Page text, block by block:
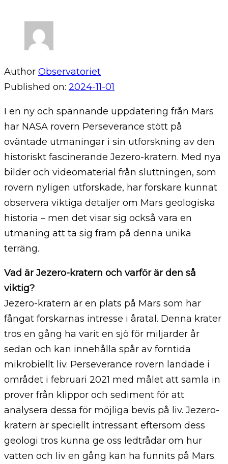
Author Observatoriet
Published on: 2024-11-01
I en ny och spännande uppdatering från Mars
har NASA rovern Perseverance stött på
oväntade utmaningar i sin utforskning av den
historiskt fascinerande Jezero-kratern. Med nya
bilder och videomaterial från sluttningen, som
rovern nyligen utforskade, har forskare kunnat
observera viktiga detaljer om Mars geologiska
historia – men det visar sig också vara en
utmaning att ta sig fram på denna unika
terräng.
Vad är Jezero-kratern och varför är den så
viktig?
Jezero-kratern är en plats på Mars som har
fångat forskarnas intresse i åratal. Denna krater
tros en gång ha varit en sjö för miljarder år
sedan och kan innehålla spår av forntida
mikrobiellt liv. Perseverance rovern landade i
området i februari 2021 med målet att samla in
prover från klippor och sediment för att
analysera dessa för möjliga bevis på liv. Jezero-
kratern är speciellt intressant eftersom dess
geologi tros kunna ge oss ledtrådar om hur
vatten och liv en gång kan ha funnits på Mars.